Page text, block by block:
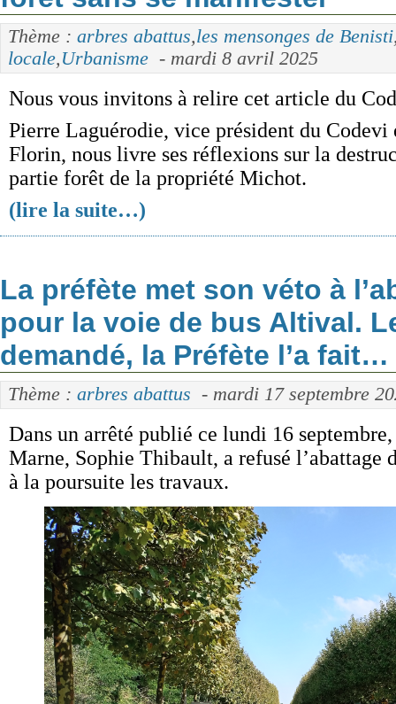
Thème : arbres abattus,les mensonges de Benisti
locale,Urbanisme - mardi 8 avril 2025
Nous vous invitons à relire cet article du
Pierre Laguérodie, vice président du
Florin, nous livre ses réflexions sur la
partie forêt de la propriété Michot.
(lire la suite…)
La préfète met son véto à
pour la voie de bus Altival.
demandé, la Préfète l’a fait…
Thème : arbres abattus - mardi 17 septembre
Dans un arrêté publié ce lundi 16
Marne, Sophie Thibault, a refusé l’abattage
à la poursuite les travaux.